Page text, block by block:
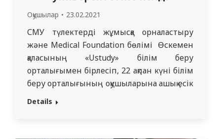
Оқушылар 23.02.2021
СМУ түлектерді жұмысқа орналастыру
және Medical Foundation бөлімі Өскемен
қаласының «Ustudy» білім беру
орталығымен бірлесіп, 22 ақпан күні білім
беру орталығының оқушыларына ашық есік
күнін ұйымдастырды. Жоғары сынып
Details